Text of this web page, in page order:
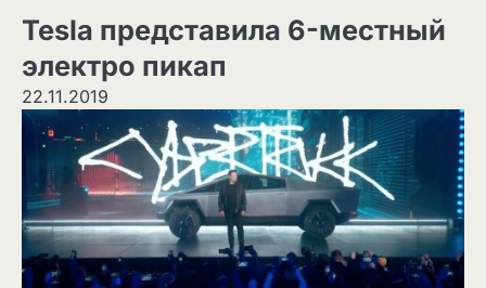
Tesla представила 6-местный
электро пикап
22.11.2019